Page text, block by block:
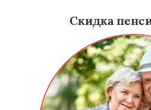
Скидка